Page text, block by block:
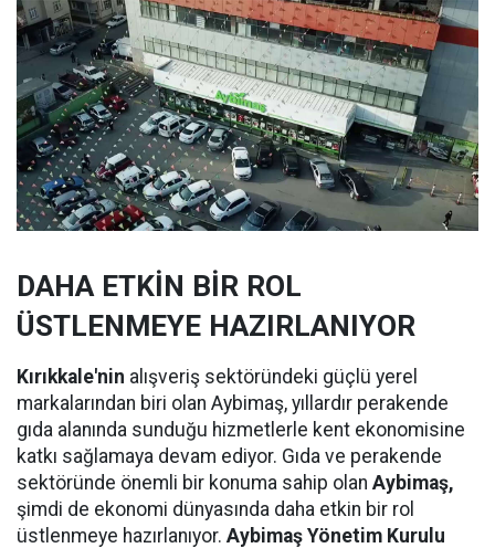
DAHA ETKİN BİR ROL
ÜSTLENMEYE HAZIRLANIYOR
Kırıkkale'nin alışveriş sektöründeki güçlü yerel
markalarından biri olan Aybimaş, yıllardır perakende
gıda alanında sunduğu hizmetlerle kent ekonomisine
katkı sağlamaya devam ediyor. Gıda ve perakende
sektöründe önemli bir konuma sahip olan Aybimaş,
şimdi de ekonomi dünyasında daha etkin bir rol
üstlenmeye hazırlanıyor. Aybimaş Yönetim Kurulu